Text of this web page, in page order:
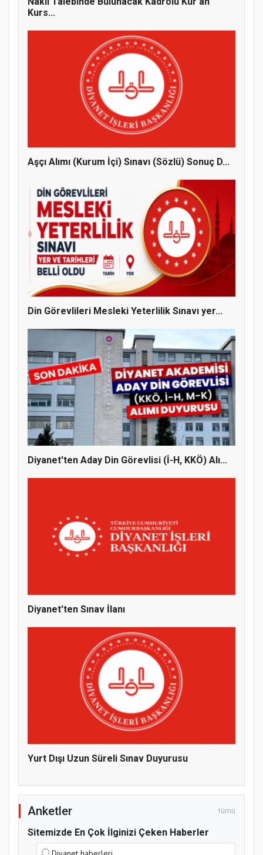
Doğanyol'da Temel Dini Bilgiler Sınavı
Gerçekleştirildi
Hz. Peygamber ve Gençlik Konferansı
Kurs...
Aşçı Alımı (Kurum İçi) Sınavı (Sözlü) Sonuç D...
Din Görevlileri Mesleki Yeterlilik Sınavı yer...
Diyanet'ten Aday Din Görevlisi (İ-H, KKÖ) Alı...
Diyanet'ten Sınav İlanı
Yurt Dışı Uzun Süreli Sınav Duyurusu
Anketler tümü
Sitemizde En Çok İlginizi Çeken Haberler